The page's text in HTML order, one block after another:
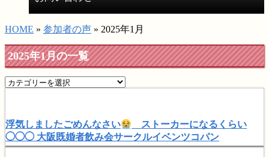
HOME » 参加者の声 » 2025年1月
2025年1月の一覧
浮気しましたごめんなさい
ストーカーになるくらい
◯◯◯ 大阪既婚者飲み会サークルイベンツコパン